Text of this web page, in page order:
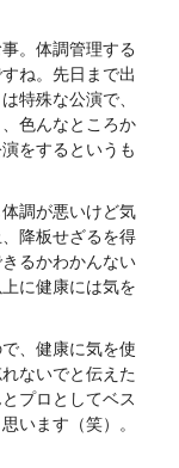
。体調管理する
ね。先日まで出
特殊な公演で、
色んなところか
をするというも
調が悪いけど気
降板せざるを得
るかわかんない
に健康には気を
、健康に気を使
ないでと伝えた
プロとしてベス
います（笑）。